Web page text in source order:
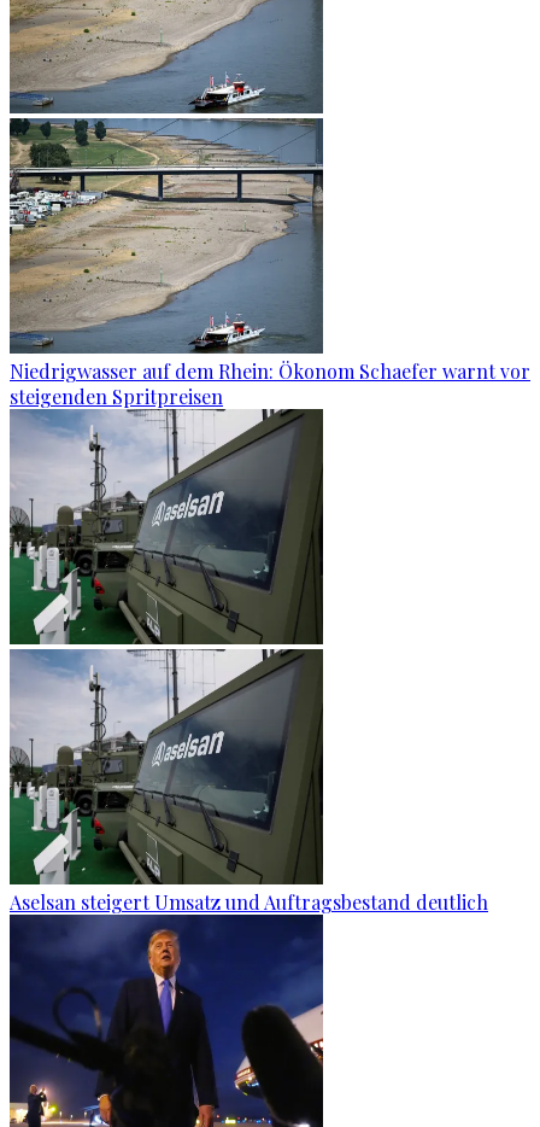
Niedrigwasser auf dem Rhein: Ökonom Schaefer warnt vor
steigenden Spritpreisen
Aselsan steigert Umsatz und Auftragsbestand deutlich